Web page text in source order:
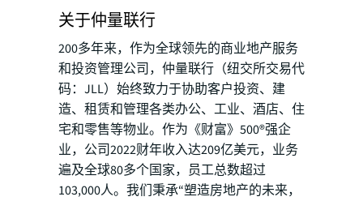
关于仲量联行
200多年来，作为全球领先的商业地产服务
和投资管理公司，仲量联行（纽交所交易代
码：JLL）始终致力于协助客户投资、建
造、租赁和管理各类办公、工业、酒店、住
宅和零售等物业。作为《财富》500®强企
业，公司2022财年收入达209亿美元，业务
遍及全球80多个国家，员工总数超过
103,000人。我们秉承“塑造房地产的未来，